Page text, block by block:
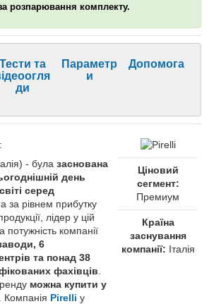
розпарювання комплекту.
Тести та
ди
Параметр
и
Допомога
:
- була заснована
день
серед
, а за рівнем прибутку
лідер у цій
потужність компанії
6
та понад 38
фахівців
можна купити у
. Компанія Pirelli у
Ціновий
сегмент:
Премиум
Країна
заснування
компанії: Італія